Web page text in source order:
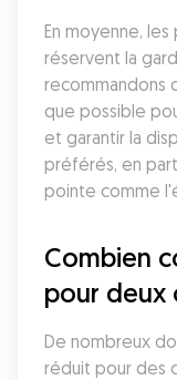
En moyenne,
réservent la
recommandons
que possible
et garantir la
préférés, en
pointe comme
Combien
pour deux
De nombreux
réduit pour des